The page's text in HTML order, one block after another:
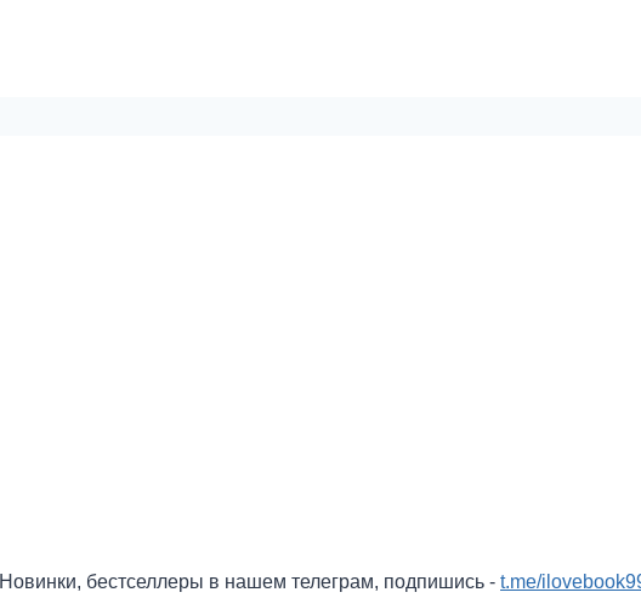
Новинки, бестселлеры в нашем телеграм, подпишись - t.me/